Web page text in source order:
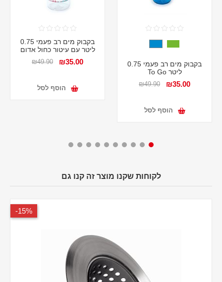
בקבוק מים רב פעמי 0.75
ליטר To Go
₪35.00
₪49.90
הוסף לסל
בקבוק מים רב פעמי 0.75
ליטר עם עיטור כחול אדום
₪35.00
₪49.90
הוסף לסל
לקוחות שקנו מוצר זה קנו גם
15%-